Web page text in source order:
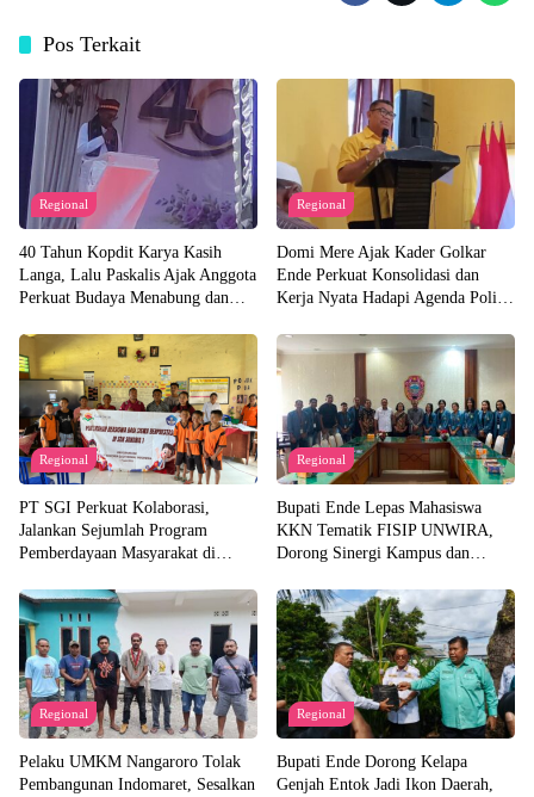
Pos Terkait
Regional
40 Tahun Kopdit Karya Kasih
Langa, Lalu Paskalis Ajak Anggota
Perkuat Budaya Menabung dan
Regional
Domi Mere Ajak Kader Golkar
Ende Perkuat Konsolidasi dan
Kerja Nyata Hadapi Agenda Politik
Regional
PT SGI Perkuat Kolaborasi,
Jalankan Sejumlah Program
Pemberdayaan Masyarakat di
Regional
Bupati Ende Lepas Mahasiswa
KKN Tematik FISIP UNWIRA,
Dorong Sinergi Kampus dan
Regional
Pelaku UMKM Nangaroro Tolak
Pembangunan Indomaret, Sesalkan
Regional
Bupati Ende Dorong Kelapa
Genjah Entok Jadi Ikon Daerah,